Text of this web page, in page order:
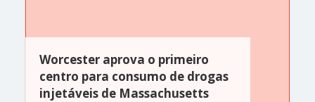
Worcester aprova o primeiro
centro para consumo de drogas
injetáveis de Massachusetts